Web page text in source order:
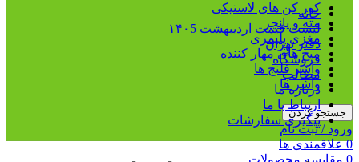
کور کن های لاستیکی
مته و پانچر
مغزی پلیمری
میخ های مهار کننده
واشر فلنج ها
واشر ها
جستجو کردن
ورود / ثبت نام
0 علاقمندی ها
0 مقایسه محصولات
خانه
لیست قیمت اردیبهشت ۱۴۰5
دفتر تهران
فروشگاه
مطالب
درباره ما
ارتباط با ما
پیگیری سفارشات